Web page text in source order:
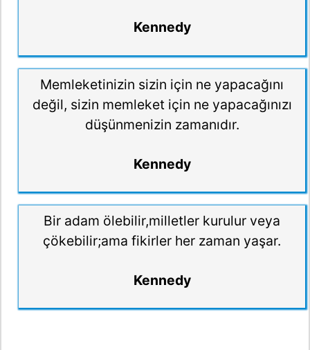
Kennedy
Memleketinizin sizin için ne yapacağını
değil, sizin memleket için ne yapacağınızı
düşünmenizin zamanıdır.
Kennedy
Bir adam ölebilir,milletler kurulur veya
çökebilir;ama fikirler her zaman yaşar.
Kennedy